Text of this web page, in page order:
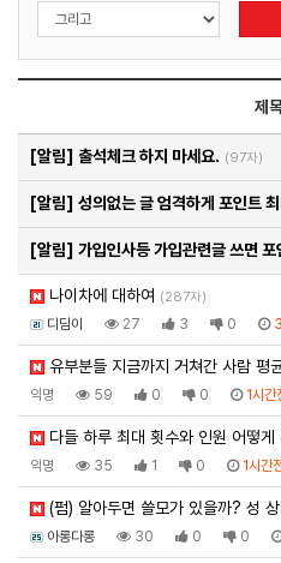
제
[알림] 출석체크 하지 마세요. (97자)
[알림] 성의없는 글 엄격하게 포인트
[알림] 가입인사등 가입관련글 쓰면
나이차에 대하여 (287자)
디딤이 27 3 0
유부분들 지금까지 거쳐간 사람 평
익명 59 0 0 1시간
다들 하루 최대 횟수와 인원 어떻게
익명 35 1 0 1시간
(펌) 알아두면 쓸모가 있을까? 성
아롱다롱 30 0 0